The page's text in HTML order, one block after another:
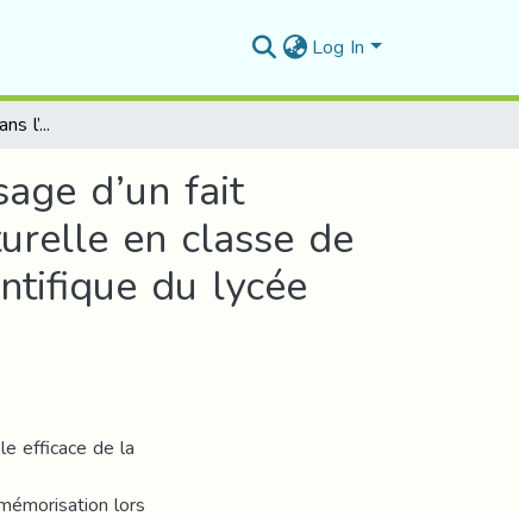
Log In
L’apport de la vidéo dans l’enseignementapprentissage d’un fait historique et l’appropriation d’une compétence culturelle en classe de FLE. Cas des apprenants de la 3èmeAS, filière scientifique du lycée Abderrahmen Ben Aouf –Ain khadra.
d’un fait
en classe de
du lycée
efficace de la
lors